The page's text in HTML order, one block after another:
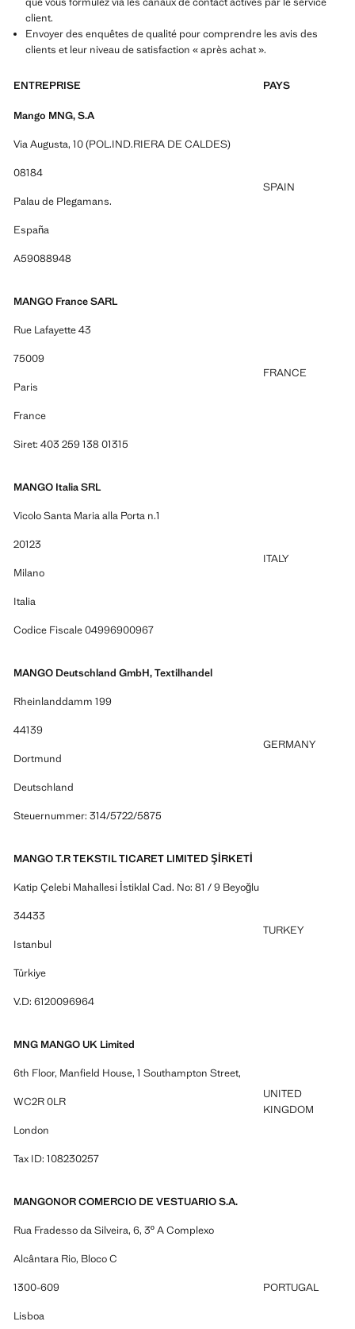
client.
Envoyer des enquêtes de qualité pour comprendre les avis des
clients et leur niveau de satisfaction « après achat ».
ENTREPRISE PAYS
Mango MNG, S.A
Via Augusta, 10 (POL.IND.RIERA DE CALDES)
08184
Palau de Plegamans.
España
A59088948
SPAIN
MANGO France SARL
Rue Lafayette 43
75009
Paris
France
Siret: 403 259 138 01315
FRANCE
MANGO Italia SRL
Vicolo Santa Maria alla Porta n.1
20123
Milano
Italia
Codice Fiscale 04996900967
ITALY
MANGO Deutschland GmbH, Textilhandel
Rheinlanddamm 199
44139
Dortmund
Deutschland
Steuernummer: 314/5722/5875
GERMANY
MANGO T.R TEKSTIL TICARET LIMITED ŞİRKETİ
Katip Çelebi Mahallesi İstiklal Cad. No: 81 / 9 Beyoğlu
34433
Istanbul
Türkiye
V.D: 6120096964
TURKEY
MNG MANGO UK Limited
6th Floor, Manfield House, 1 Southampton Street,
WC2R 0LR
London
Tax ID: 108230257
UNITED
KINGDOM
MANGONOR COMERCIO DE VESTUARIO S.A.
Rua Fradesso da Silveira, 6, 3º A Complexo
Alcântara Rio, Bloco C
1300-609
Lisboa
PORTUGAL